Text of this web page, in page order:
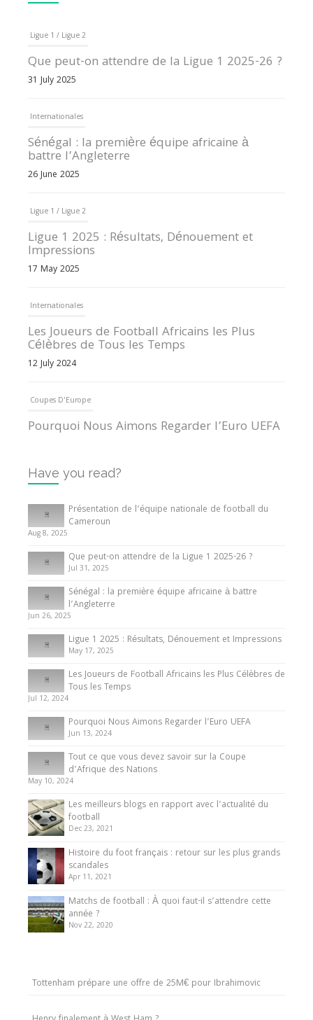
Ligue 1 / Ligue 2
Que peut-on attendre de la Ligue 1 2025-26 ?
31 July 2025
Internationales
Sénégal : la première équipe africaine à
battre l’Angleterre
26 June 2025
Ligue 1 / Ligue 2
Ligue 1 2025 : Résultats, Dénouement et
Impressions
17 May 2025
Internationales
Les Joueurs de Football Africains les Plus
Célèbres de Tous les Temps
12 July 2024
Coupes D'Europe
Pourquoi Nous Aimons Regarder l’Euro UEFA
Internationales
Tout ce que vous devez savoir sur la Coupe
d’Afrique des Nations
10 May 2024
Internationales
Présentation de l’équipe nationale de football
du Cameroun
8 August 2025
Have you read?
Présentation de l’équipe nationale de football du
Cameroun
Aug 8, 2025
Que peut-on attendre de la Ligue 1 2025-26 ?
Jul 31, 2025
Sénégal : la première équipe africaine à battre
l’Angleterre
Jun 26, 2025
Ligue 1 2025 : Résultats, Dénouement et Impressions
May 17, 2025
Les Joueurs de Football Africains les Plus Célèbres de
Tous les Temps
Jul 12, 2024
Pourquoi Nous Aimons Regarder l’Euro UEFA
Jun 13, 2024
Tout ce que vous devez savoir sur la Coupe
d’Afrique des Nations
May 10, 2024
Les meilleurs blogs en rapport avec l’actualité du
football
Dec 23, 2021
Histoire du foot français : retour sur les plus grands
scandales
Apr 11, 2021
Matchs de football : À quoi faut-il s’attendre cette
année ?
Nov 22, 2020
Tottenham prépare une offre de 25M€ pour Ibrahimovic